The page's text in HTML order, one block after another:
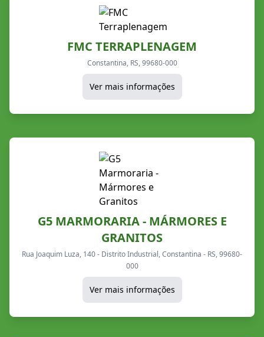
FMC TERRAPLENAGEM
Constantina, RS, 99680-000
Ver mais informações
G5 MARMORARIA - MÁRMORES E
GRANITOS
Rua Joaquim Luza, 140 - Distrito Industrial, Constantina - RS, 99680-
000
Ver mais informações